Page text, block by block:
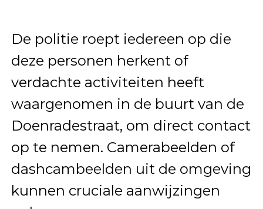
De politie roept iedereen op die
deze personen herkent of
verdachte activiteiten heeft
waargenomen in de buurt van de
Doenradestraat, om direct contact
op te nemen. Camerabeelden of
dashcambeelden uit de omgeving
kunnen cruciale aanwijzingen